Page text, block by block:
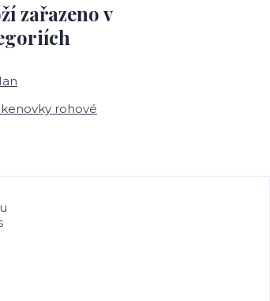
zařazeno v
rohové
jsou chráněny autorským